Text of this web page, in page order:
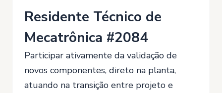
Residente Técnico de
Mecatrônica #2084
Participar ativamente da validação de
novos componentes, direto na planta,
atuando na transição entre projeto e